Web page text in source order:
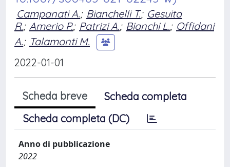
Campanati A.; Bianchelli T.; Gesuita
R.; Amerio P.; Patrizi A.; Bianchi L.; Offidani
A.; Talamonti M.
2022-01-01
Scheda breve
Scheda completa
Scheda completa (DC)
Anno di pubblicazione
2022